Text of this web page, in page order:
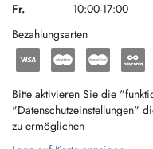
Fr.
10:00-17:00
Bezahlungsarten
Bitte aktivieren Sie die
"Datenschutzeinstellungen"
zu ermöglichen